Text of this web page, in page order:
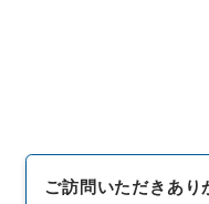
ご訪問いただきあり